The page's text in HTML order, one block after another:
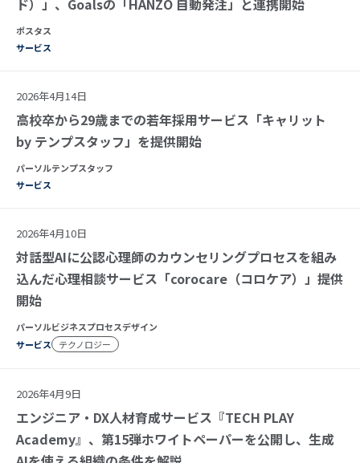
ポスタス
サービス
2026年4月14日
高校卒から29歳までの若年採用サービス「キャリット
by テンプスタッフ」を提供開始
パーソルテンプスタッフ
サービス
2026年4月10日
対話型AIに公認心理師のカウンセリングプロセスを組み
込んだ心理相談サービス「corocare（コロケア）」提供
開始
パーソルビジネスプロセスデザイン
サービス
テクノロジー
2026年4月9日
エンジニア・DX人材育成サービス『TECH PLAY
Academy』、第15弾ホワイトペーパーを公開し、生成